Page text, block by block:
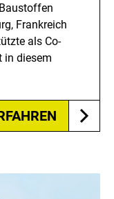
Frankreich
als Co-
in diesem